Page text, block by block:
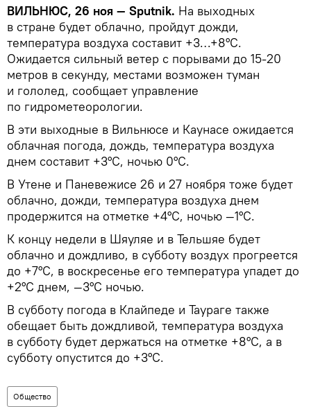
ВИЛЬНЮС, 26 ноя — Sputnik. На выходных
в стране будет облачно, пройдут дожди,
температура воздуха составит +3…+8°С.
Ожидается сильный ветер с порывами до 15-20
метров в секунду, местами возможен туман
и гололед, сообщает управление
по гидрометеорологии.
В эти выходные в Вильнюсе и Каунасе ожидается
облачная погода, дождь, температура воздуха
днем составит +3°С, ночью 0°С.
В Утене и Паневежисе 26 и 27 ноября тоже будет
облачно, дожди, температура воздуха днем
продержится на отметке +4°С, ночью —1°С.
К концу недели в Шяуляе и в Тельшяе будет
облачно и дождливо, в субботу воздух прогреется
до +7°С, в воскресенье его температура упадет до
+2°С днем, —3°С ночью.
В субботу погода в Клайпеде и Таураге также
обещает быть дождливой, температура воздуха
в субботу будет держаться на отметке +8°С, а в
субботу опустится до +3°С.
Общество